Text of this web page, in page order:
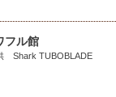
フル館
Shark TUBOBLADE